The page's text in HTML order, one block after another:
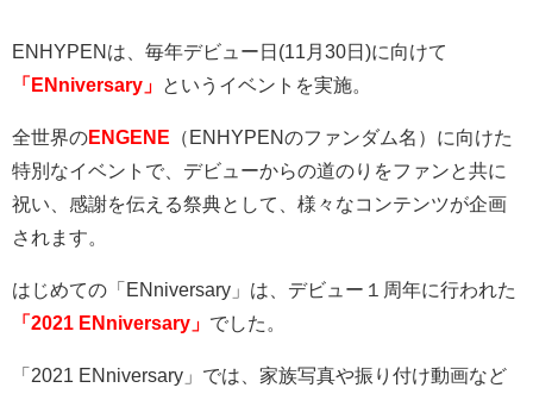
ENHYPEN は、毎年デビュー日 (11 月 30日 )に向けて
「ENniversary」
というイベントを実施。
全世界のENGENE （ ENHYPENのファンダム名）に向けた
特別なイベントで、デビューからの道のりをファンと共に
祝い、感謝を伝える祭典として、様々なコンテンツが企画
されます。
はじめての「 ENniversary 」は、デビュー１周年に行われた
「2021 ENniversary」 でした。
「 2021 ENniversary 」では、家族写真や振り付け動画など